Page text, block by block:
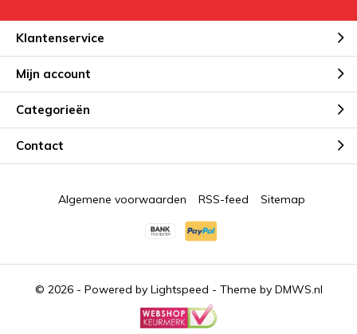
Klantenservice
Mijn account
Categorieën
Contact
© 2026 - Powered by Lightspeed - Theme by DMWS.nl
Algemene voorwaarden RSS-feed Sitemap